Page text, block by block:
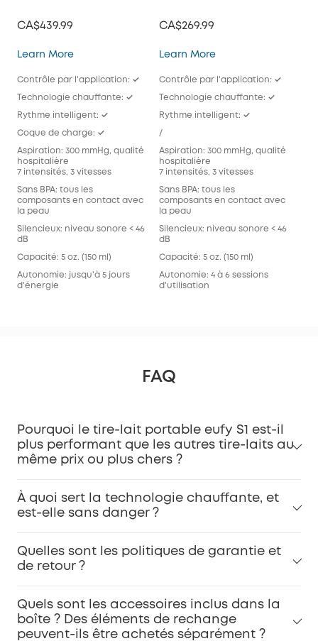
CA$439.99
Learn MoreTire-lait portable S1 Pro
Contrôle par l'application: ✓
Technologie chauffante: ✓
Rythme intelligent: ✓
Coque de charge: ✓
Aspiration: 300 mmHg, qualité
hospitalière
7 intensités, 3 vitesses
Sans BPA: tous les
composants en contact avec
la peau
Silencieux: niveau sonore < 46
dB
Capacité: 5 oz. (150 ml)
Autonomie: jusqu'à 5 jours
d'énergie
CA$269.99
Learn MoreTire-lait portable S1
Contrôle par l'application: ✓
Technologie chauffante: ✓
Rythme intelligent: ✓
/
Aspiration: 300 mmHg, qualité
hospitalière
7 intensités, 3 vitesses
Sans BPA: tous les
composants en contact avec
la peau
Silencieux: niveau sonore < 46
dB
Capacité: 5 oz. (150 ml)
Autonomie: 4 à 6 sessions
d'utilisation
FAQ
Pourquoi le tire-lait portable eufy S1 est-il
plus performant que les autres tire-laits au
même prix ou plus chers ?
À quoi sert la technologie chauffante, et
est-elle sans danger ?
Quelles sont les politiques de garantie et
de retour ?
Quels sont les accessoires inclus dans la
boîte ? Des éléments de rechange
peuvent-ils être achetés séparément ?